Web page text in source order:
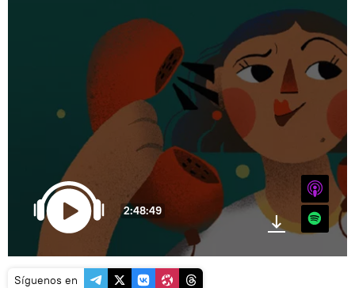
2:48:49 Spotify
Síguenos en